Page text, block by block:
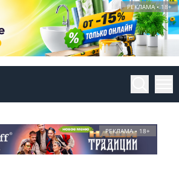
РЕКЛАМА • 18+
РЕКЛАМА • 18+